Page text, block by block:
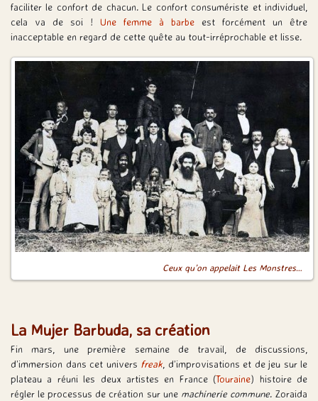
faciliter le confort de chacun. Le confort consumériste et individuel,
cela va de soi ! Une femme à barbe est forcément un être
inacceptable en regard de cette quête au tout-irréprochable et lisse.
Ceux qu’on appelait Les Monstres…
La Mujer Barbuda, sa création
Fin mars, une première semaine de travail, de discussions,
d’immersion dans cet univers freak, d’improvisations et de jeu sur le
plateau a réuni les deux artistes en France (Touraine) histoire de
régler le processus de création sur une machinerie commune. Zoraida